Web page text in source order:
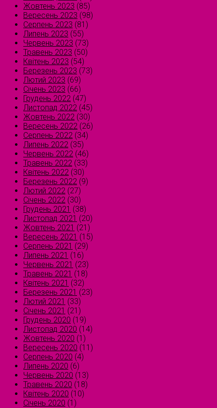
Жовтень 2023 (85)
Вересень 2023 (98)
Серпень 2023 (81)
Липень 2023 (55)
Червень 2023 (73)
Травень 2023 (50)
Квітень 2023 (54)
Березень 2023 (73)
Лютий 2023 (69)
Січень 2023 (66)
Грудень 2022 (47)
Листопад 2022 (45)
Жовтень 2022 (30)
Вересень 2022 (26)
Серпень 2022 (34)
Липень 2022 (35)
Червень 2022 (46)
Травень 2022 (33)
Квітень 2022 (30)
Березень 2022 (9)
Лютий 2022 (27)
Січень 2022 (30)
Грудень 2021 (38)
Листопад 2021 (20)
Жовтень 2021 (21)
Вересень 2021 (15)
Серпень 2021 (29)
Липень 2021 (16)
Червень 2021 (23)
Травень 2021 (18)
Квітень 2021 (32)
Березень 2021 (23)
Лютий 2021 (33)
Січень 2021 (21)
Грудень 2020 (19)
Листопад 2020 (14)
Жовтень 2020 (1)
Вересень 2020 (11)
Серпень 2020 (4)
Липень 2020 (6)
Червень 2020 (13)
Травень 2020 (18)
Квітень 2020 (10)
Січень 2020 (1)